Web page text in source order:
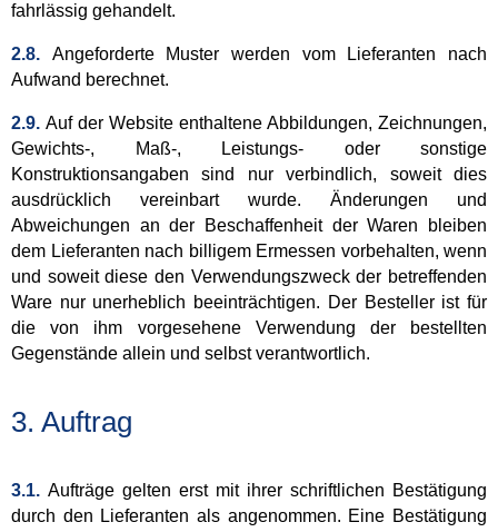
fahrlässig gehandelt.
2.8. Angeforderte Muster werden vom Lieferanten nach
Aufwand berechnet.
2.9. Auf der Website enthaltene Abbildungen, Zeichnungen,
Gewichts-, Maß-, Leistungs- oder sonstige
Konstruktionsangaben sind nur verbindlich, soweit dies
ausdrücklich vereinbart wurde. Änderungen und
Abweichungen an der Beschaffenheit der Waren bleiben
dem Lieferanten nach billigem Ermessen vorbehalten, wenn
und soweit diese den Verwendungszweck der betreffenden
Ware nur unerheblich beeinträchtigen. Der Besteller ist für
die von ihm vorgesehene Verwendung der bestellten
Gegenstände allein und selbst verantwortlich.
3. Auftrag
3.1. Aufträge gelten erst mit ihrer schriftlichen Bestätigung
durch den Lieferanten als angenommen. Eine Bestätigung